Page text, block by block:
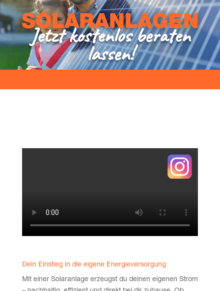
SOLAR­AN­LA­GEN
Jetzt kos­ten­los bera­ten
lassen!
Dein Ein­stieg in die eige­ne Energieversorgung
Mit einer Solar­an­la­ge erzeugst du dei­nen eige­nen Strom